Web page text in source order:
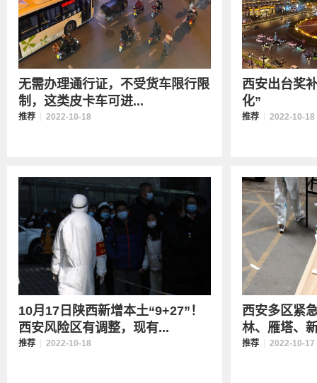
无需办理通行证，不受货车限行限
制，这类皮卡车可进...
推荐 2022-10-18
西安出台奖
化”
推荐 2022-10-18
10月17日陕西新增本土“9+27”！
西安风险区有调整，现有...
推荐 2022-10-18
西安多区紧
林、雁塔、
推荐 2022-10-17